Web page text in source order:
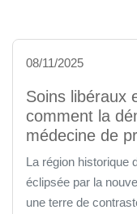
08/11/2025
Soins libéraux
comment la
médecine de
La région historique
éclipsée par la
une terre de